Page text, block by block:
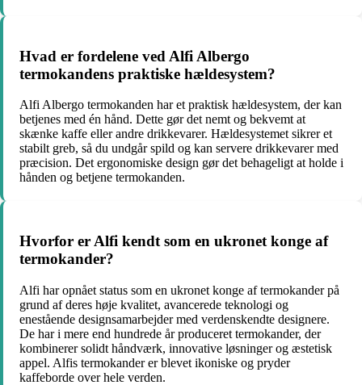
Hvad er fordelene ved Alfi Albergo
termokandens praktiske hældesystem?
Alfi Albergo termokanden har et praktisk hældesystem, der kan
betjenes med én hånd. Dette gør det nemt og bekvemt at
skænke kaffe eller andre drikkevarer. Hældesystemet sikrer et
stabilt greb, så du undgår spild og kan servere drikkevarer med
præcision. Det ergonomiske design gør det behageligt at holde i
hånden og betjene termokanden.
Hvorfor er Alfi kendt som en ukronet konge af
termokander?
Alfi har opnået status som en ukronet konge af termokander på
grund af deres høje kvalitet, avancerede teknologi og
enestående designsamarbejder med verdenskendte designere.
De har i mere end hundrede år produceret termokander, der
kombinerer solidt håndværk, innovative løsninger og æstetisk
appel. Alfis termokander er blevet ikoniske og pryder
kaffeborde over hele verden.